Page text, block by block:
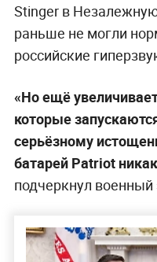
Stinger в
раньше не могли
российские
«Но ещё
которые
серьёзному
батарей Patriot
подчеркнул военный